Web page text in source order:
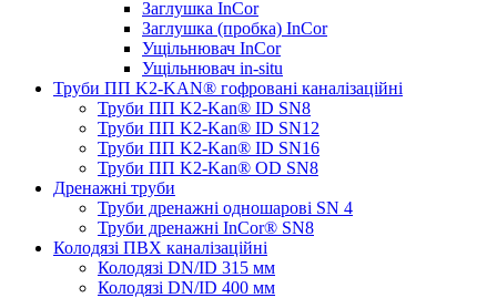
Заглушка InCor
Заглушка (пробка) InCor
Ущільнювач InCor
Ущільнювач in-situ
Труби ПП K2-KAN® гоф­ровані каналізаційні
Труби ПП K2-Kan® ID SN8
Труби ПП K2-Kan® ID SN12
Труби ПП K2-Kan® ID SN16
Труби ПП K2-Kan® OD SN8
Дренажні труби
Труби дренажні одношарові SN 4
Труби дренажні InCor® SN8
Колодязі ПВХ каналізаційні
Колодязі DN/ID 315 мм
Колодязі DN/ID 400 мм